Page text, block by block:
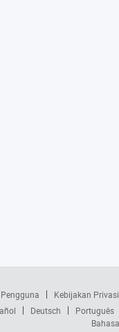
Kebijakan Privasi
Deutsch Português